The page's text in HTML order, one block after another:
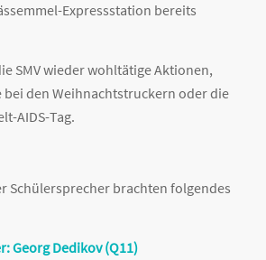
Expressstation bereits
SMV wieder wohltätige Aktionen,
bei den Weihnachtstruckern oder die
AIDS-Tag.
Schülersprecher brachten folgendes
Georg Dedikov (Q11)